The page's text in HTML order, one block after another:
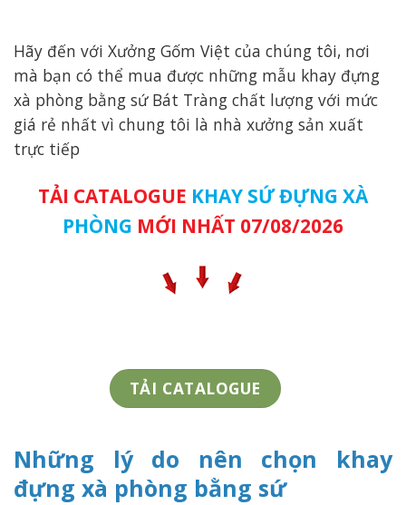
Hãy đến với Xưởng Gốm Việt của chúng tôi, nơi
mà bạn có thể mua được những mẫu khay đựng
xà phòng bằng sứ Bát Tràng chất lượng với mức
giá rẻ nhất vì chung tôi là nhà xưởng sản xuất
trực tiếp
TẢI CATALOGUE KHAY SỨ ĐỰNG XÀ
PHÒNG MỚI NHẤT 07/08/2026
TẢI CATALOGUE
Những lý do nên chọn khay
đựng xà phòng bằng sứ